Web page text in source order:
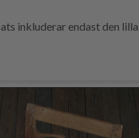
inkluderar endast den